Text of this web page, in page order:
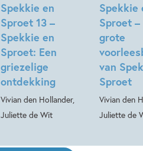
Spekkie en
Sproet 13 –
Spekkie en
Sproet: Een
griezelige
ontdekking
Vivian den Hollander,
Juliette de Wit
Spekkie
Sproet
grote
van
Sproet
Vivian den
Juliette de